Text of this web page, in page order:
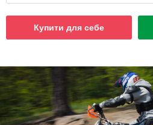
Купити для себе